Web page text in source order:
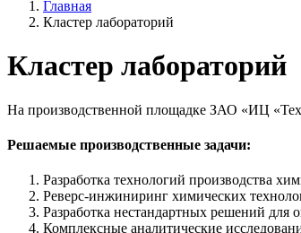
Главная
Кластер лабораторий
Кластер лабораторий
На производственной площадке ЗАО «ИЦ
Решаемые производственные задачи:
Разработка технологий производства
Реверс-инжиниринг химических
Разработка нестандартных решений для
Комплексные аналитические